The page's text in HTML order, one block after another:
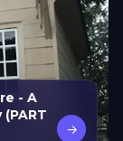
- A
→